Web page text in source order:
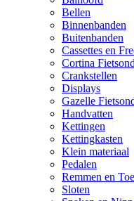
Bellen
Binnenbanden
Buitenbanden
Cassettes en
Cortina
Crankstellen
Displays
Gazelle
Handvatten
Kettingen
Kettingkasten
Klein materiaal
Pedalen
Remmen en
Sloten